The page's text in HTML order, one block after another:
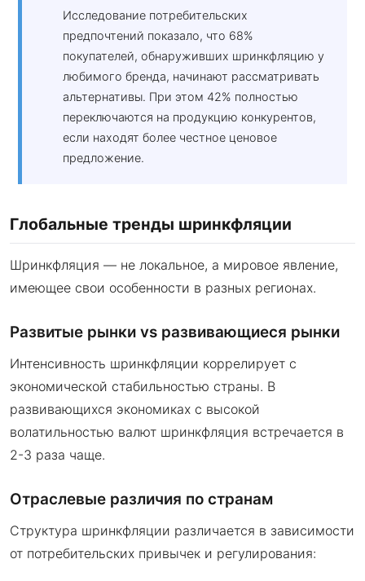
Исследование потребительских
предпочтений показало, что 68%
покупателей, обнаруживших шринкфляцию у
любимого бренда, начинают рассматривать
альтернативы. При этом 42% полностью
переключаются на продукцию конкурентов,
если находят более честное ценовое
предложение.
Глобальные тренды шринкфляции
Шринкфляция — не локальное, а мировое явление,
имеющее свои особенности в разных регионах.
Развитые рынки vs развивающиеся рынки
Интенсивность шринкфляции коррелирует с
экономической стабильностью страны. В
развивающихся экономиках с высокой
волатильностью валют шринкфляция встречается в
2-3 раза чаще.
Отраслевые различия по странам
Структура шринкфляции различается в зависимости
от потребительских привычек и регулирования: